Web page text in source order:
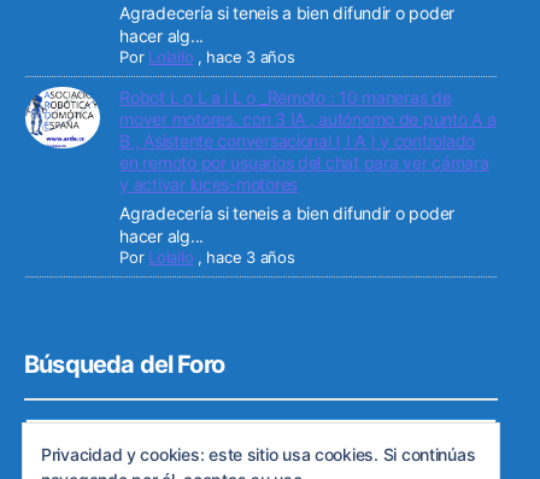
Agradecería si teneis a bien difundir o poder
hacer alg...
Por Lolailo , hace 3 años
Robot L o L a i L o _Remoto : 10 maneras de
mover motores. con 3 IA , autónomo de punto A a
B , Asistente conversacional ( I A ) y controlado
en remoto por usuarios del chat para ver cámara
y activar luces-motores
Agradecería si teneis a bien difundir o poder
hacer alg...
Por Lolailo , hace 3 años
Búsqueda del Foro
Privacidad y cookies: este sitio usa cookies. Si continúas